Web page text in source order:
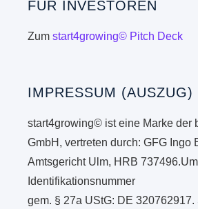
FÜR INVESTOREN
Zumstart4growing© Pitch Deck
IMPRESSUM (AUSZUG)
start4growing© ist eine Marke der
GmbH, vertreten durch: GFG Ingo
Amtsgericht Ulm, HRB
Identifikationsnummer
gem. § 27a UStG: DE 320762917.